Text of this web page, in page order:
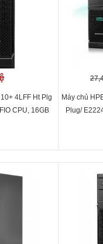
0, 1, 5, 6, 10, 50, 60, 1
1Gb 4-port 369i Adapter
4LFF Ht Plg
CPU, 16GB
Máy chủ
Plug/